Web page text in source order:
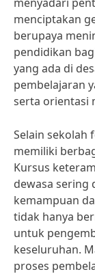
menciptakan
berupaya
pendidikan
yang ada di
pembelajaran
serta orientasi
Selain sekolah
memiliki
Kursus
dewasa sering
kemampuan
tidak hanya
untuk
keseluruhan.
proses